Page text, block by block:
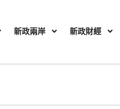
新政兩岸 新政財經